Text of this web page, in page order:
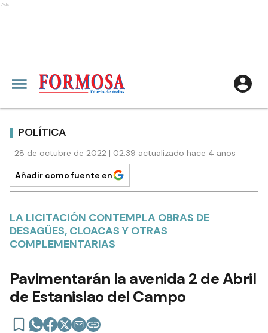
Ads
POLÍTICA
28 de octubre de 2022 | 02:39 actualizado hace 4 años
Añadir como fuente en
LA LICITACIÓN CONTEMPLA OBRAS DE
DESAGÜES, CLOACAS Y OTRAS
COMPLEMENTARIAS
Pavimentarán la avenida 2 de Abril
de Estanislao del Campo